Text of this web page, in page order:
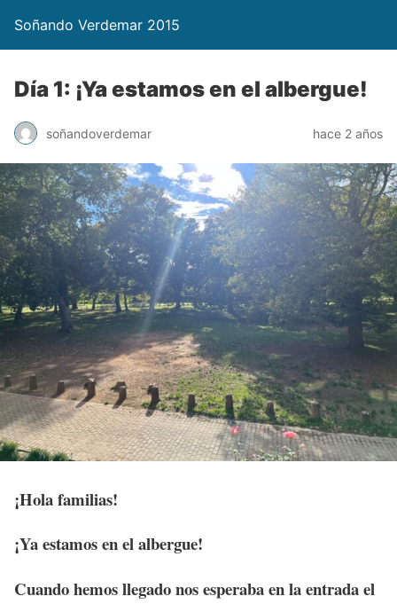
Soñando Verdemar 2015
Día 1: ¡Ya estamos en el albergue!
soñandoverdemar hace 2 años
¡Hola familias!
¡Ya estamos en el albergue!
Cuando hemos llegado nos esperaba en la entrada el